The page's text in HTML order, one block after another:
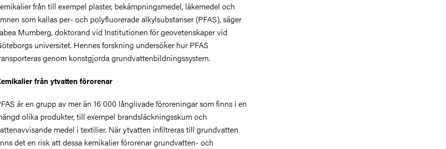
från till exempel plaster, bekämpningsmedel, läkemedel och
som kallas per- och polyfluorerade alkylsubstanser (PFAS), säger
Mumberg, doktorand vid Institutionen för geovetenskaper vid
universitet. Hennes forskning undersöker hur PFAS
genom konstgjorda grundvattenbildningssystem.
från ytvatten förorenar
är en grupp av mer än 16 000 långlivade föroreningar som finns i en
olika produkter, till exempel brandsläckningsskum och
medel i textilier. När ytvatten infiltreras till grundvatten
det en risk att dessa kemikalier förorenar grundvatten- och